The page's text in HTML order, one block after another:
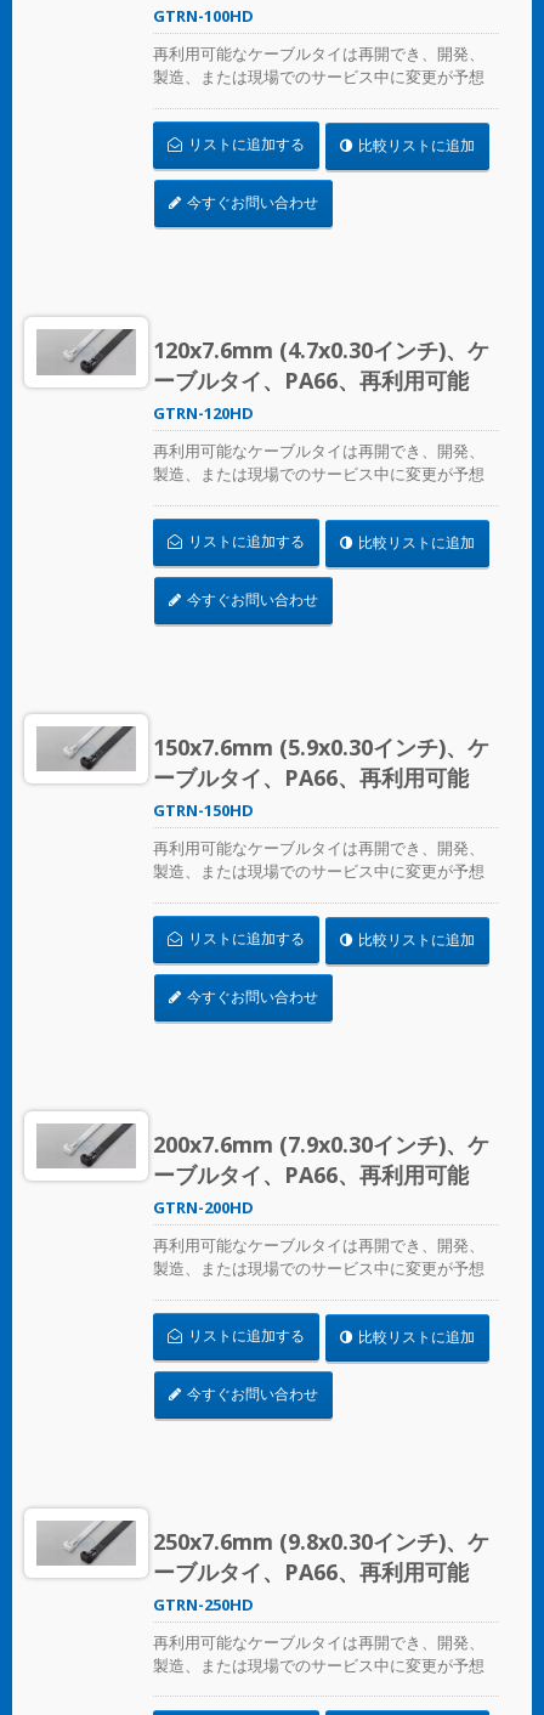
GTRN-100HD
再利用可能なケーブルタイは再開でき、開発、
製造、または現場でのサービス中に変更が予想
に最適です。ULおよびCE認証済みで、産業用お
よび専門用に使用されます。
リストに追加する 比較リストに追加
今すぐお問い合わせ
120x7.6mm (4.7x0.30インチ)、ケ
ーブルタイ、PA66、再利用可能
GTRN-120HD
再利用可能なケーブルタイは再開でき、開発、
製造、または現場でのサービス中に変更が予想
に最適です。ULおよびCE認証済みで、産業用お
よび専門用に使用されます。
リストに追加する 比較リストに追加
今すぐお問い合わせ
150x7.6mm (5.9x0.30インチ)、ケ
ーブルタイ、PA66、再利用可能
GTRN-150HD
再利用可能なケーブルタイは再開でき、開発、
製造、または現場でのサービス中に変更が予想
に最適です。ULおよびCE認証済みで、産業用お
よび専門用に使用されます。
リストに追加する 比較リストに追加
今すぐお問い合わせ
200x7.6mm (7.9x0.30インチ)、ケ
ーブルタイ、PA66、再利用可能
GTRN-200HD
再利用可能なケーブルタイは再開でき、開発、
製造、または現場でのサービス中に変更が予想
に最適です。ULプレンム評価を受けており、環
境空気の交換に最適な空気処理スペースに適し
ています。
リストに追加する 比較リストに追加
今すぐお問い合わせ
250x7.6mm (9.8x0.30インチ)、ケ
ーブルタイ、PA66、再利用可能
GTRN-250HD
再利用可能なケーブルタイは再開でき、開発、
製造、または現場でのサービス中に変更が予想